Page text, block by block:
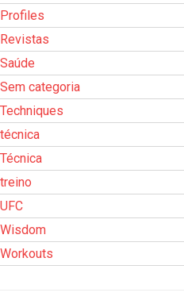
Profiles
Revistas
Saúde
Sem categoria
Techniques
técnica
Técnica
treino
UFC
Wisdom
Workouts